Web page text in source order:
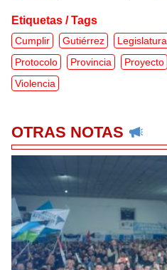
Etiquetas / Tags
Cumplir Gutiérrez Legislatura
Protocolo
Provincia Proyecto
Violencia
OTRAS NOTAS